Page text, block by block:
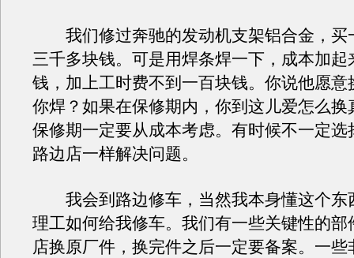
我们修过奔驰的发动机支架铝合金，买
三千多块钱。可是用焊条焊一下，成本加起
钱，加上工时费不到一百块钱。你说他愿意
你焊？如果在保修期内，你到这儿爱怎么换
保修期一定要从成本考虑。有时候不一定选
路边店一样解决问题。
我会到路边修车，当然我本身懂这个东
理工如何给我修车。我们有一些关键性的部
店换原厂件，换完件之后一定要备案。一些